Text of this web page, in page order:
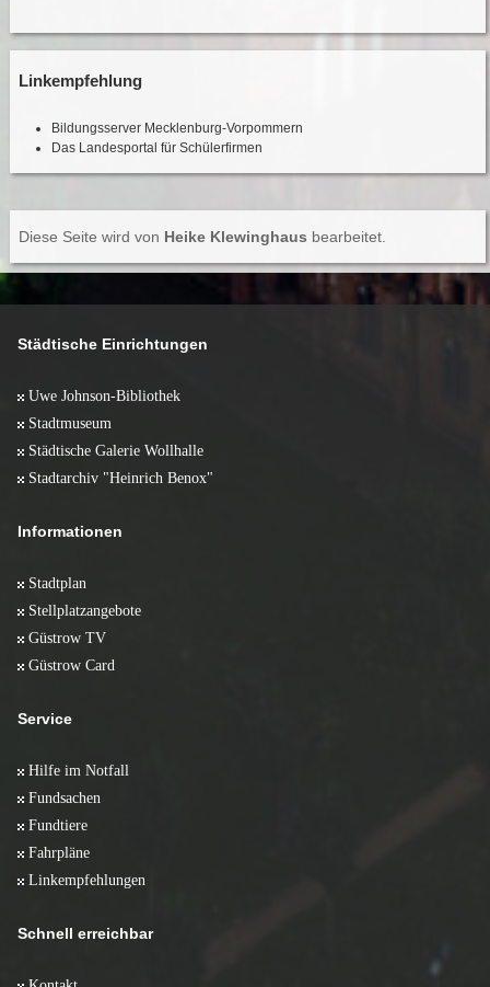
Linkempfehlung
Bildungsserver Mecklenburg-Vorpommern
Das Landesportal für Schülerfirmen
Diese Seite wird von Heike Klewinghaus bearbeitet.
Städtische Einrichtungen
Uwe Johnson-Bibliothek
Stadtmuseum
Städtische Galerie Wollhalle
Stadtarchiv "Heinrich Benox"
Informationen
Stadtplan
Stellplatzangebote
Güstrow TV
Güstrow Card
Service
Hilfe im Notfall
Fundsachen
Fundtiere
Fahrpläne
Linkempfehlungen
Schnell erreichbar